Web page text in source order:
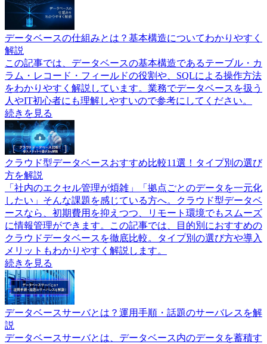
データベースの仕組みとは？基本構造についてわかりやすく
解説
この記事では、データベースの基本構造であるテーブル・カ
ラム・レコード・フィールドの役割や、SQLによる操作方法
をわかりやすく解説しています。業務でデータベースを扱う
人やIT初心者にも理解しやすいので参考にしてください。
続きを見る
クラウド型データベースおすすめ比較11選！タイプ別の選び
方を解説
「社内のエクセル管理が煩雑」「拠点ごとのデータを一元化
したい」そんな課題を感じている方へ。クラウド型データベ
ースなら、初期費用を抑えつつ、リモート環境でもスムーズ
に情報管理ができます。この記事では、目的別におすすめの
クラウドデータベースを徹底比較。タイプ別の選び方や導入
メリットもわかりやすく解説します。
続きを見る
データベースサーバとは？運用手順・話題のサーバレスを解
説
データベースサーバとは、データベース内のデータを蓄積す